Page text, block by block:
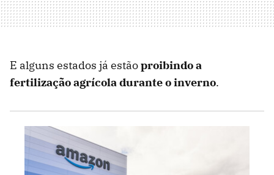
E alguns estados já estãoproibindo a
fertilização agrícola durante o inverno.